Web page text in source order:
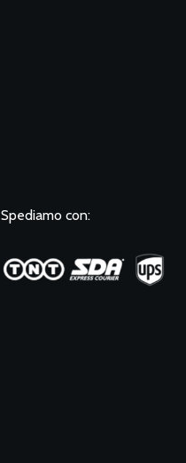
Spediamo con: